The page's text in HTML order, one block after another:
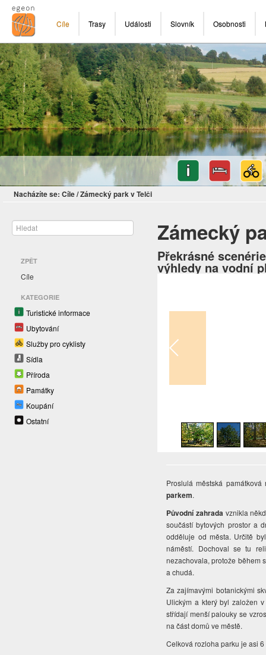
Cíle Trasy Události Slovník Osobnosti
Nacházíte se: Cíle/Zámecký park v Telči
ZPĚT
Cíle
KATEGORIE
Turistické informace
Ubytování
Služby pro cyklisty
Sídla
Příroda
Památky
Koupání
Ostatní
Zámecký
Překrásné
výhledy na vodní
Proslulá městská
parkem.
Původní zahrada vznikla
součástí bytových prostor a
odděluje od města. Určitě
náměstí. Dochoval se tu
nezachovala, protože během
a chudá.
Za zajímavými botanickými
Ulickým a který byl založen
střídají menší palouky se
na část domů ve městě.
Celková rozloha parku je asi